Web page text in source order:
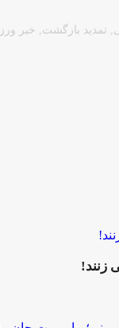
, تمدید بازگشت , خبر
زنند!